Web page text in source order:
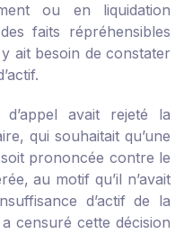
ou en liquidation
faits répréhensibles
ait besoin de constater
avait rejeté la
qui souhaitait qu’une
prononcée contre le
au motif qu’il n’avait
d’actif de la
censuré cette décision